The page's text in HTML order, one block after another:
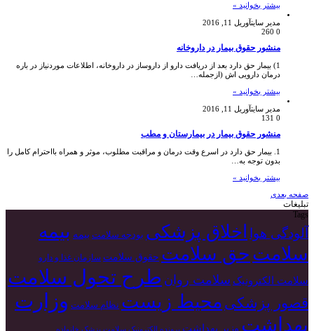
بیشتر بخوانید »
مدیر سایتآوریل 11, 2016
0
منشور حقوق بیمار در داروخانه
1) بیمار حق دارد بعد از دریافت دارو از داروساز در داروخانه، اطلاعات موردنیاز در باره
درمان دارویی اش (ازجمله…
بیشتر بخوانید »
مدیر سایتآوریل 11, 2016
0
منشور حقوق بیمار در بیمارستان و مطب
1. بیمار حق دارد در اسرع وقت درمان و مراقبت مطلوب، موثر و همراه بااحترام کامل را
بدون توجه به…
بیشتر بخوانید »
صفحه بعدی
تبلیغات
Tags
آلودگی هوا اخلاق پزشکی بودجه سلامت بیمه بیمه
سلامت حق سلامت حقوق سلامت سازمان غذا و دارو
سلامت الکترونیک سلامت روان طرح تحول سلامت
قصور پزشکی محیط زیست نظام سلامت وزارت
بهداشت وزیر بهداشت پرونده الکترونیک سلامت پزشک خانواده